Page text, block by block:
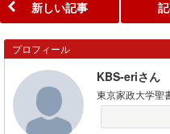
新しい記事
プロフィール
KBS-eriさん
東京家政大学聖